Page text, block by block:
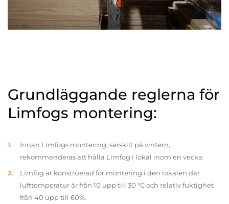
Grundläggande reglerna för
Limfogs montering:
Innan Limfogs montering, särskilt på vintern,
rekommenderas att hålla Limfog i lokal inom en vecka.
Limfog är konstruerad för montering i den lokalen där
lufttemperatur är från 10 upp till 30 °C och relativ fuktighet
från 40 upp till 60%.